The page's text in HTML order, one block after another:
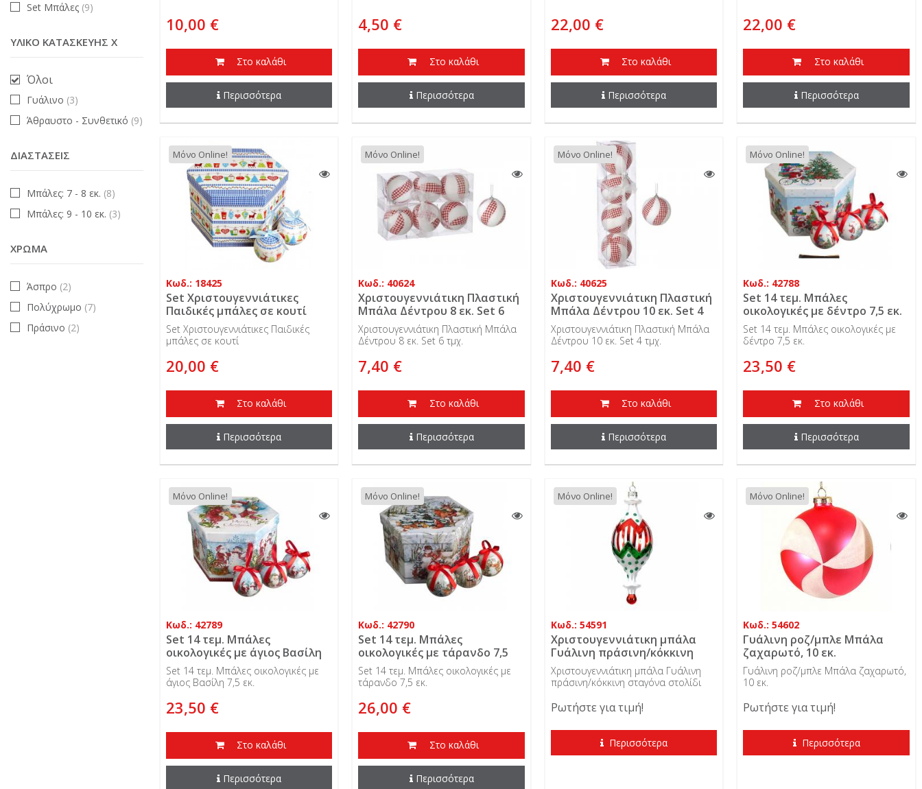
10,00 €
Στο καλάθι
Περισσότερα
4,50 €
Στο καλάθι
Περισσότερα
22,00 €
Στο καλάθι
Περισσότερα
22,00 €
Στο καλάθι
Περισσότερα
Μόνο Online!
Κωδ.: 18425
Set Χριστουγεννιάτικες
Παιδικές μπάλες σε κουτί
Set Χριστουγεννιάτικες Παιδικές
μπάλες σε κουτί
20,00 €
Στο καλάθι
Περισσότερα
Μόνο Online!
Κωδ.: 40624
Χριστουγεννιάτικη Πλαστική
Μπάλα Δέντρου 8 εκ. Set 6
τμχ.
Χριστουγεννιάτικη Πλαστική Μπάλα
Δέντρου 8 εκ. Set 6 τμχ.
7,40 €
Στο καλάθι
Περισσότερα
Μόνο Online!
Κωδ.: 40625
Χριστουγεννιάτικη Πλαστική
Μπάλα Δέντρου 10 εκ. Set 4
τμχ.
Χριστουγεννιάτικη Πλαστική Μπάλα
Δέντρου 10 εκ. Set 4 τμχ.
7,40 €
Στο καλάθι
Περισσότερα
Μόνο Online!
Κωδ.: 42788
Set 14 τεμ. Μπάλες
οικολογικές με δέντρο 7,5 εκ.
Set 14 τεμ. Μπάλες οικολογικές με
δέντρο 7,5 εκ.
23,50 €
Στο καλάθι
Περισσότερα
Μόνο Online!
Κωδ.: 42789
Set 14 τεμ. Μπάλες
οικολογικές με άγιος Βασίλη
7,5 εκ.
Set 14 τεμ. Μπάλες οικολογικές με
άγιος Βασίλη 7,5 εκ.
23,50 €
Στο καλάθι
Περισσότερα
Μόνο Online!
Κωδ.: 42790
Set 14 τεμ. Μπάλες
οικολογικές με τάρανδο 7,5
εκ.
Set 14 τεμ. Μπάλες οικολογικές με
τάρανδο 7,5 εκ.
26,00 €
Στο καλάθι
Περισσότερα
Μόνο Online!
Κωδ.: 54591
Χριστουγεννιάτικη μπάλα
Γυάλινη πράσινη/κόκκινη
σταγόνα στολίδι
Χριστουγεννιάτικη μπάλα Γυάλινη
πράσινη/κόκκινη σταγόνα στολίδι
Ρωτήστε για τιμή!
Περισσότερα
Μόνο Online!
Κωδ.: 54602
Γυάλινη ροζ/μπλε Μπάλα
ζαχαρωτό, 10 εκ.
Γυάλινη ροζ/μπλε Μπάλα ζαχαρωτό,
10 εκ.
Ρωτήστε για τιμή!
Περισσότερα
Set Μπάλες (9)
ΥΛΙΚΌ ΚΑΤΑΣΚΕΥΉΣ X
Όλοι
Γυάλινο (3)
Άθραυστο - Συνθετικό (9)
ΔΙΑΣΤΆΣΕΙΣ
Μπάλες: 7 - 8 εκ. (8)
Μπάλες: 9 - 10 εκ. (3)
ΧΡΏΜΑ
Άσπρο (2)
Πολύχρωμο (7)
Πράσινο (2)